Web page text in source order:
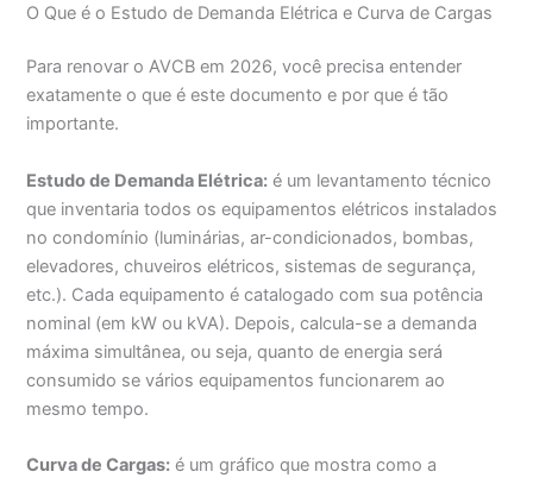
O Que é o Estudo de Demanda Elétrica e Curva de Cargas
Para renovar o AVCB em 2026, você precisa entender
exatamente o que é este documento e por que é tão
importante.
Estudo de Demanda Elétrica: é um levantamento técnico
que inventaria todos os equipamentos elétricos instalados
no condomínio (luminárias, ar-condicionados, bombas,
elevadores, chuveiros elétricos, sistemas de segurança,
etc.). Cada equipamento é catalogado com sua potência
nominal (em kW ou kVA). Depois, calcula-se a demanda
máxima simultânea, ou seja, quanto de energia será
consumido se vários equipamentos funcionarem ao
mesmo tempo.
Curva de Cargas: é um gráfico que mostra como a